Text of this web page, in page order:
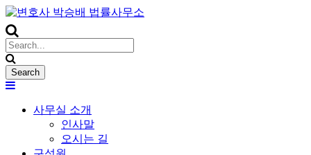
사무실 소개
인사말
오시는 길